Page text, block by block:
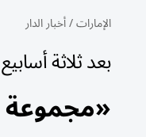
الإمارات/أخبار الدار
بعد ثلاثة
«مجموعة